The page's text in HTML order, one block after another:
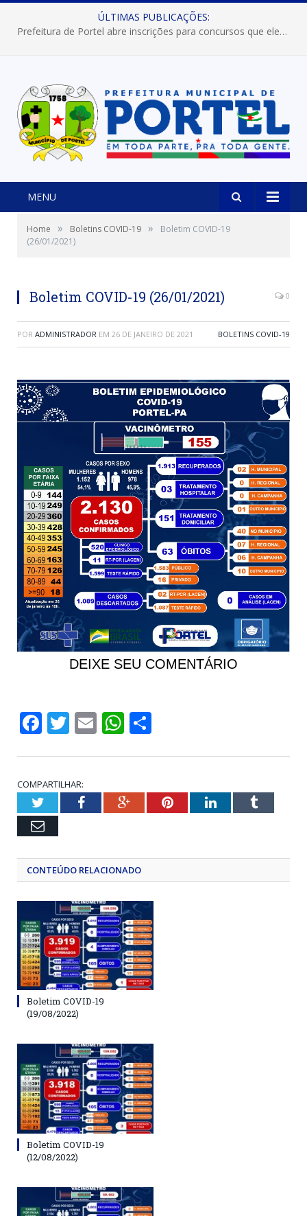
ÚLTIMAS PUBLICAÇÕES:
Prefeitura de Portel abre inscrições para concursos que elegerão os destaques do Verão 2026
MENU
Home » Boletins COVID-19 »
Boletim COVID-19
(26/01/2021)
Boletim COVID-19 (26/01/2021) 0
POR ADMINISTRADOR EM 26 DE JANEIRO DE 2021 BOLETINS COVID-19
DEIXE SEU COMENTÁRIO
Facebook
Twitter
EmailWhatsApp
COMPARTILHAR:
TwitterFacebookGoogle+PinterestLinkedInTumblr
Email
CONTEÚDO RELACIONADO
Boletim COVID-19
(19/08/2022)
Boletim COVID-19
(12/08/2022)